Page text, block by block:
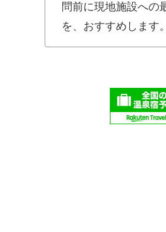
問前に現地施設への
を、おすすめします。